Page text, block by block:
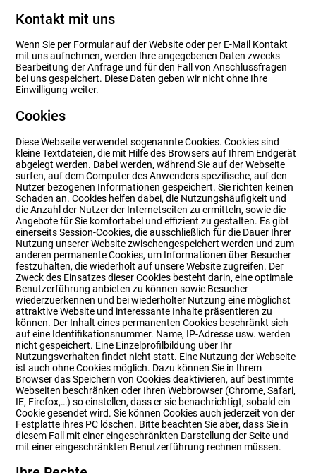
Kontakt mit uns
Wenn Sie per Formular auf der Website oder per E-Mail Kontakt
mit uns aufnehmen, werden Ihre angegebenen Daten zwecks
Bearbeitung der Anfrage und für den Fall von Anschlussfragen
bei uns gespeichert. Diese Daten geben wir nicht ohne Ihre
Einwilligung weiter.
Cookies
Diese Webseite verwendet sogenannte Cookies. Cookies sind
kleine Textdateien, die mit Hilfe des Browsers auf Ihrem Endgerät
abgelegt werden. Dabei werden, während Sie auf der Webseite
surfen, auf dem Computer des Anwenders spezifische, auf den
Nutzer bezogenen Informationen gespeichert. Sie richten keinen
Schaden an. Cookies helfen dabei, die Nutzungshäufigkeit und
die Anzahl der Nutzer der Internetseiten zu ermitteln, sowie die
Angebote für Sie komfortabel und effizient zu gestalten. Es gibt
einerseits Session-Cookies, die ausschließlich für die Dauer Ihrer
Nutzung unserer Website zwischengespeichert werden und zum
anderen permanente Cookies, um Informationen über Besucher
festzuhalten, die wiederholt auf unsere Website zugreifen. Der
Zweck des Einsatzes dieser Cookies besteht darin, eine optimale
Benutzerführung anbieten zu können sowie Besucher
wiederzuerkennen und bei wiederholter Nutzung eine möglichst
attraktive Website und interessante Inhalte präsentieren zu
können. Der Inhalt eines permanenten Cookies beschränkt sich
auf eine Identifikationsnummer. Name, IP-Adresse usw. werden
nicht gespeichert. Eine Einzelprofilbildung über Ihr
Nutzungsverhalten findet nicht statt. Eine Nutzung der Webseite
ist auch ohne Cookies möglich. Dazu können Sie in Ihrem
Browser das Speichern von Cookies deaktivieren, auf bestimmte
Webseiten beschränken oder Ihren Webbrowser (Chrome, Safari,
IE, Firefox,…) so einstellen, dass er sie benachrichtigt, sobald ein
Cookie gesendet wird. Sie können Cookies auch jederzeit von der
Festplatte ihres PC löschen. Bitte beachten Sie aber, dass Sie in
diesem Fall mit einer eingeschränkten Darstellung der Seite und
mit einer eingeschränkten Benutzerführung rechnen müssen.